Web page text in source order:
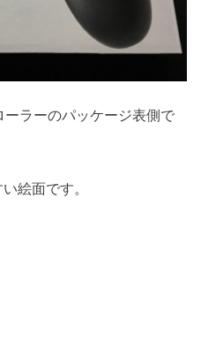
ラーのパッケージ表側で
絵面です。